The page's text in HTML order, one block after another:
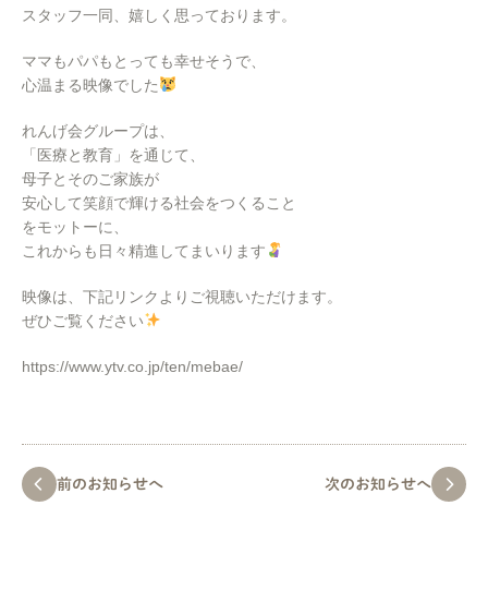
スタッフ一同、嬉しく思っております。
ママもパパもとっても幸せそうで、
心温まる映像でした
れんげ会グループは、
「医療と教育」を通じて、
母子とそのご家族が
安心して笑顔で輝ける社会をつくること
をモットーに、
これからも日々精進してまいります
映像は、下記リンクよりご視聴いただけます。
ぜひご覧ください
https://www.ytv.co.jp/ten/mebae/
前のお知らせへ 次のお知らせへ